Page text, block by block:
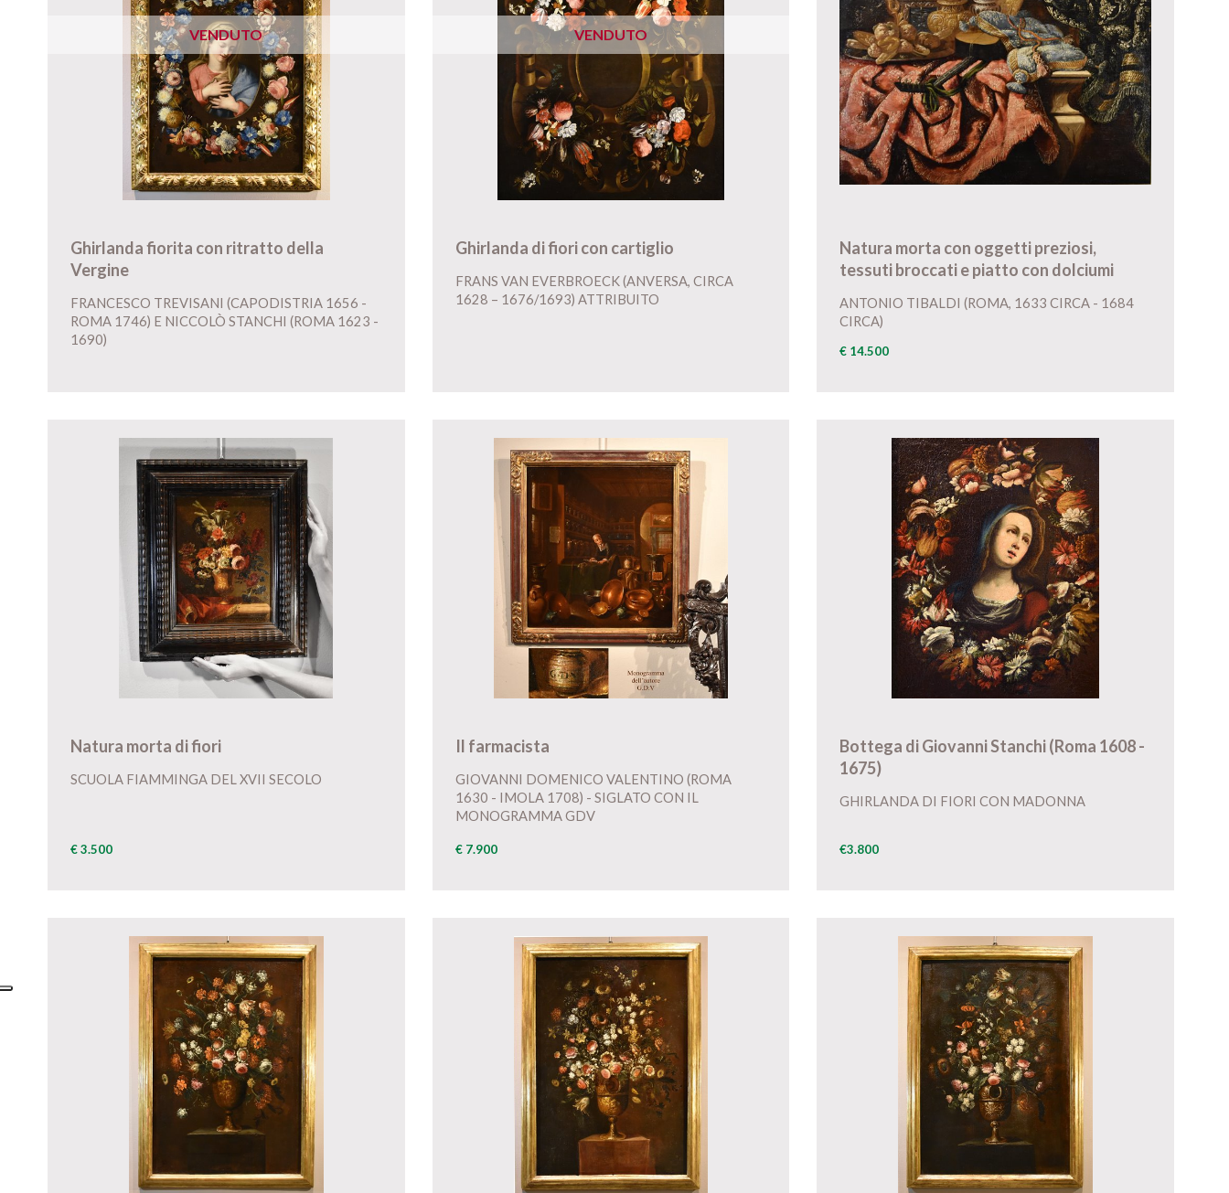
VENDUTO
Ghirlanda fiorita con ritratto della
Vergine
FRANCESCO TREVISANI (CAPODISTRIA 1656 -
ROMA 1746) E NICCOLÒ STANCHI (ROMA 1623 -
1690)
VENDUTO
Ghirlanda di fiori con cartiglio
FRANS VAN EVERBROECK (ANVERSA, CIRCA
1628 – 1676/1693) ATTRIBUITO
Natura morta con oggetti preziosi,
tessuti broccati e piatto con dolciumi
ANTONIO TIBALDI (ROMA, 1633 CIRCA - 1684
CIRCA)
€ 14.500
Natura morta di fiori
SCUOLA FIAMMINGA DEL XVII SECOLO
€ 3.500
Il farmacista
GIOVANNI DOMENICO VALENTINO (ROMA
1630 - IMOLA 1708) - SIGLATO CON IL
MONOGRAMMA GDV
€ 7.900
Bottega di Giovanni Stanchi (Roma 1608 -
1675)
GHIRLANDA DI FIORI CON MADONNA
€3.800